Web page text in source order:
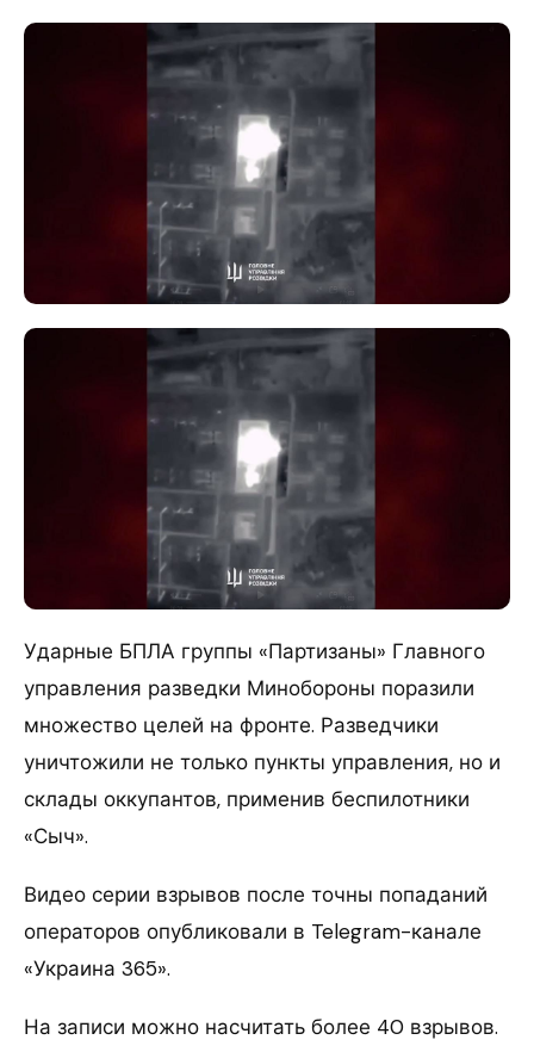
Ударные БПЛА группы «Партизаны» Главного
управления разведки Минобороны поразили
множество целей на фронте. Разведчики
уничтожили не только пункты управления, но и
склады оккупантов, применив беспилотники
«Сыч».
Видео серии взрывов после точны попаданий
операторов опубликовали в Telegram-канале
«Украина 365».
На записи можно насчитать более 40 взрывов.